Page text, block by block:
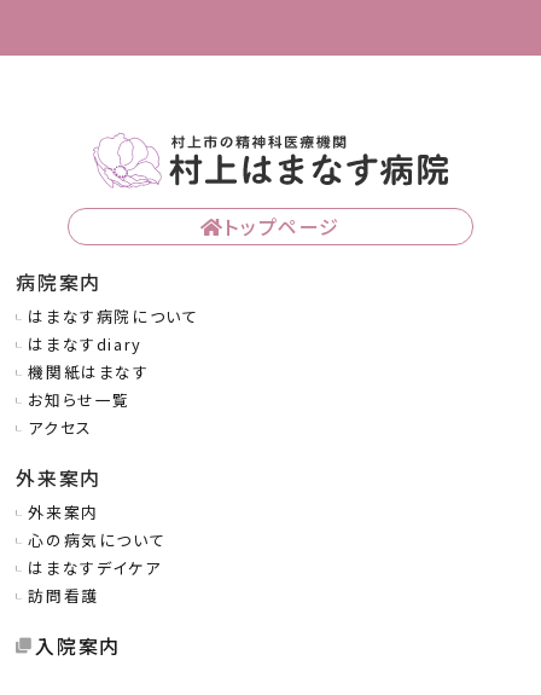
トップページ
病院案内
はまなす病院について
はまなすdiary
機関紙はまなす
お知らせ一覧
アクセス
外来案内
外来案内
心の病気について
はまなすデイケア
訪問看護
入院案内